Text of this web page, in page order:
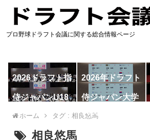
プロ野球ドラフト会議に関する総合情報ページ
2026ドラフト指
名予想
2026年ドラフト
候補
侍ジャパンU18
代表
侍ジャパン大学
代表
ホーム タグ : 相良悠馬
相良悠馬